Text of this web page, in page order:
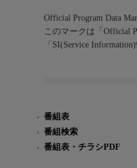
Official Program Data
このマークは「Official
「SI(Service
番組表
番組検索
番組表・チラシPDF